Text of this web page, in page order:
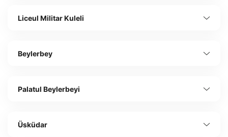
Liceul Militar Kuleli
Beylerbey
Palatul Beylerbeyi
Üsküdar